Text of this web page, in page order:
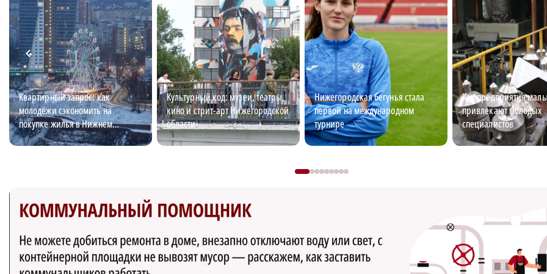
Квартирный запрос: как
молодёжи сэкономить на
покупке жилья в Нижнем
Новгороде
Культурный код: музеи, театры,
кино и стрит-арт Нижегородской
области
Нижегородская бегунья стала
первой на международном
турнире
Как предприятия
привлекают молодых
специалистов